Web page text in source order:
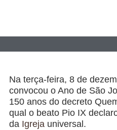
Na terça-feira, 8 de
convocou o Ano de São
150 anos do decreto
qual o beato Pio IX
da Igrejauniversal.